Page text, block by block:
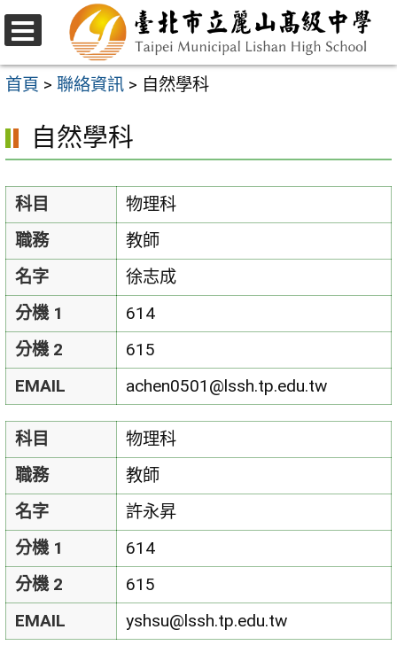
跳
至
主
內
容
區
選
單
首頁 > 聯絡資訊 > 自然學科
自然學科
科目
物理科
職務
教師
名字
徐志成
分機 1
614
分機 2
615
EMAIL
achen0501@lssh.tp.edu.tw
科目
物理科
職務
教師
名字
許永昇
分機 1
614
分機 2
615
EMAIL
yshsu@lssh.tp.edu.tw